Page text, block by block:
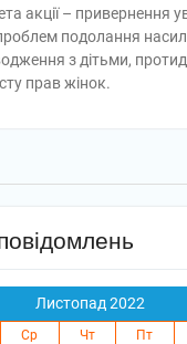
акції – привернення
подолання
з дітьми,
прав жінок.
Листопад 2022
Ср Чт Пт